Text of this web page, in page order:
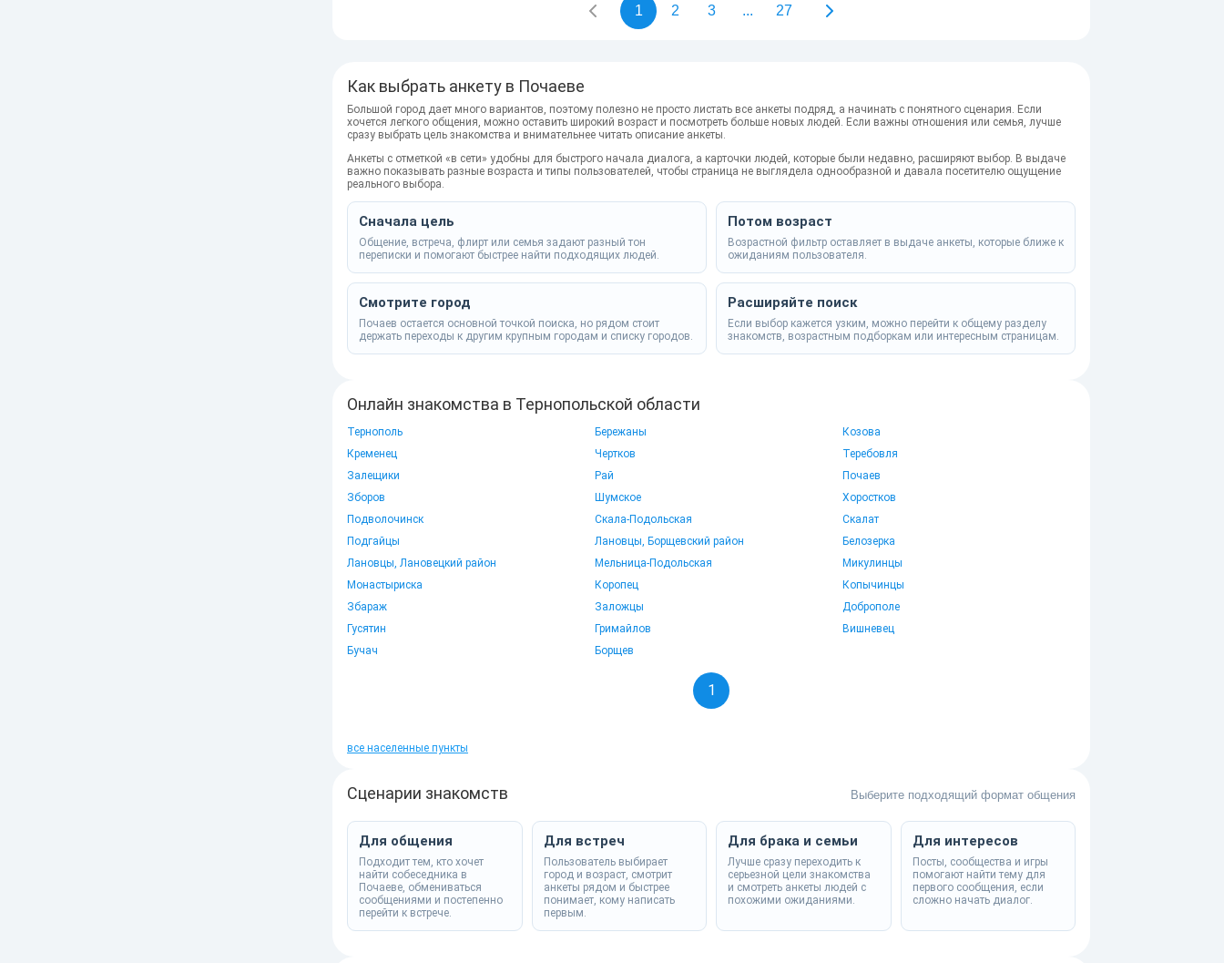
1 2 3 ... 27
Как выбрать анкету в Почаеве
Большой город дает много вариантов, поэтому полезно не просто листать все анкеты подряд, а начинать с понятного сценария. Если
хочется легкого общения, можно оставить широкий возраст и посмотреть больше новых людей. Если важны отношения или семья, лучше
сразу выбрать цель знакомства и внимательнее читать описание анкеты.
Анкеты с отметкой «в сети» удобны для быстрого начала диалога, а карточки людей, которые были недавно, расширяют выбор. В выдаче
важно показывать разные возраста и типы пользователей, чтобы страница не выглядела однообразной и давала посетителю ощущение
реального выбора.
Сначала цель
Общение, встреча, флирт или семья задают разный тон
переписки и помогают быстрее найти подходящих людей.
Потом возраст
Возрастной фильтр оставляет в выдаче анкеты, которые ближе к
ожиданиям пользователя.
Смотрите город
Почаев остается основной точкой поиска, но рядом стоит
держать переходы к другим крупным городам и списку городов.
Расширяйте поиск
Если выбор кажется узким, можно перейти к общему разделу
знакомств, возрастным подборкам или интересным страницам.
Онлайн знакомства в Тернопольской области
Тернополь Бережаны
Козова
Кременец
Чертков
Теребовля
Залещики
Рай
Почаев
Зборов
Шумское
Хоростков
Подволочинск
Скала-Подольская
Скалат
Подгайцы
Лановцы, Борщевский район
Белозерка
Лановцы, Лановецкий район
Мельница-Подольская
Микулинцы
Монастыриска
Коропец
Копычинцы
Збараж
Заложцы
Доброполе
Гусятин
Гримайлов
Вишневец
Бучач
Борщев
1
все населенные пункты
Сценарии знакомств Выберите подходящий формат общения
Для общения
Подходит тем, кто хочет
найти собеседника в
Почаеве, обмениваться
сообщениями и постепенно
перейти к встрече.
Для встреч
Пользователь выбирает
город и возраст, смотрит
анкеты рядом и быстрее
понимает, кому написать
первым.
Для брака и семьи
Лучше сразу переходить к
серьезной цели знакомства
и смотреть анкеты людей с
похожими ожиданиями.
Для интересов
Посты, сообщества и игры
помогают найти тему для
первого сообщения, если
сложно начать диалог.